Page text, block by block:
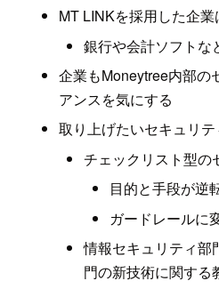
MT LINKを採用した企
銀行や会計ソフトな
企業もMoneytree内部の
アンスを気にする
取り上げたいセキュリ
チェックリスト型の
目的と手段が逆
ガードレールに
情報セキュリティ部
門の新技術に関する